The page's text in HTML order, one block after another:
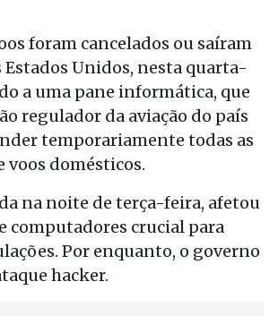
foram cancelados ou saíram
Estados Unidos, nesta quarta-
a uma pane informática, que
regulador da aviação do país
temporariamente todas as
voos domésticos.
na noite de terça-feira, afetou
computadores crucial para
Por enquanto, o governo
hacker.